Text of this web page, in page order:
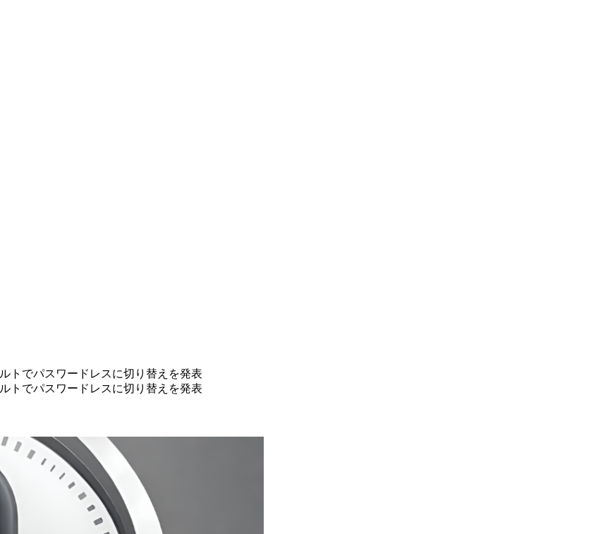
トでパスワードレスに切り替えを発表
トでパスワードレスに切り替えを発表